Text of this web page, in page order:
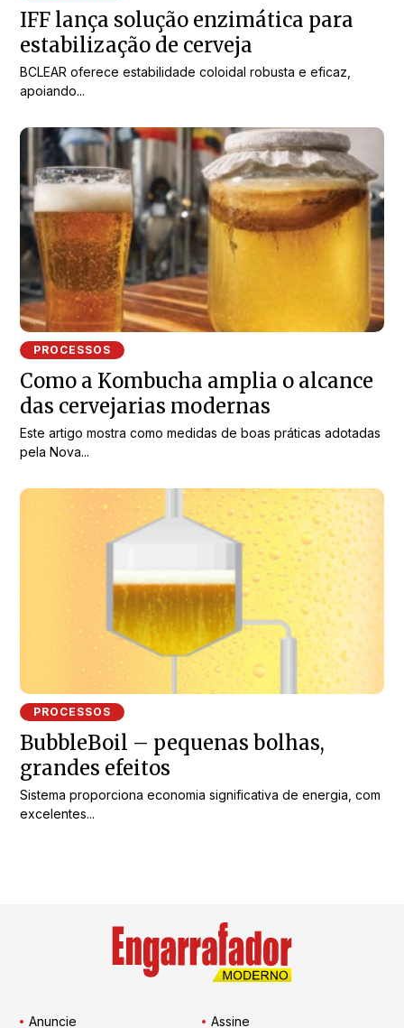
IFF lança solução enzimática para
estabilização de cerveja
BCLEAR oferece estabilidade coloidal robusta e eficaz,
apoiando...
PROCESSOS
Como a Kombucha amplia o alcance
das cervejarias modernas
Este artigo mostra como medidas de boas práticas adotadas
pela Nova...
PROCESSOS
BubbleBoil – pequenas bolhas,
grandes efeitos
Sistema proporciona economia significativa de energia, com
excelentes...
Anuncie Assine